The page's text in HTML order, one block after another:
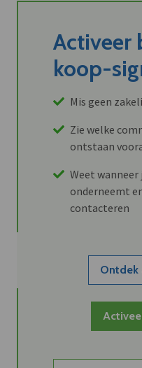
Activeer
koop-
Mis geen
Zie welke
ontstaan
Weet wanneer
onderneemt
contacteren
Ontdek